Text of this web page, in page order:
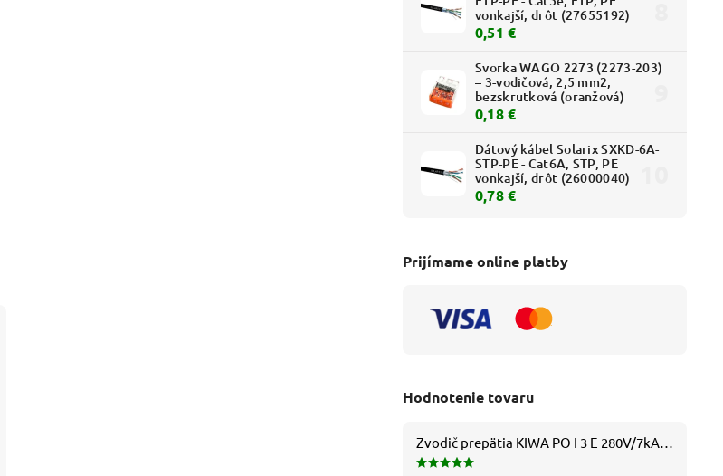
vonkajší, drôt (27655192)
0,51 €
Svorka WAGO 2273 (2273-203)
– 3-vodičová, 2,5 mm2,
bezskrutková (oranžová)
0,18 €
Dátový kábel Solarix SXKD-6A-
STP-PE - Cat6A, STP, PE
vonkajší, drôt (26000040)
0,78 €
Prijímame online platby
Hodnotenie tovaru